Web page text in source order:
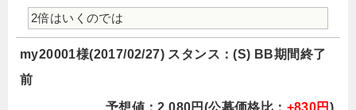
2倍はいくのでは
my20001様(2017/02/27) スタンス：(S) BB期間終了
前
予想値：2,080円(公募価格比： +830円 )